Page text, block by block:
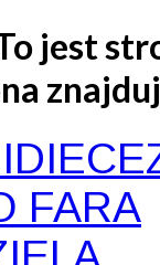
jest
FARA